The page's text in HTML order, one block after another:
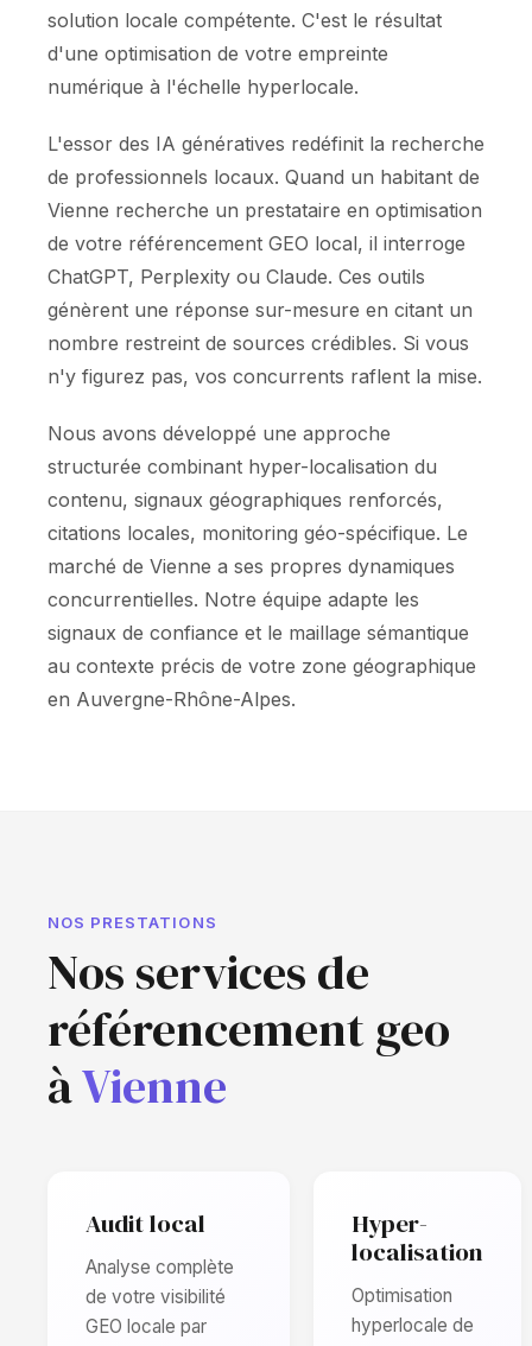
solution locale compétente. C'est le résultat
d'une optimisation de votre empreinte
numérique à l'échelle hyperlocale.
L'essor des IA génératives redéfinit la recherche
de professionnels locaux. Quand un habitant de
Vienne recherche un prestataire en optimisation
de votre référencement GEO local, il interroge
ChatGPT, Perplexity ou Claude. Ces outils
génèrent une réponse sur-mesure en citant un
nombre restreint de sources crédibles. Si vous
n'y figurez pas, vos concurrents raflent la mise.
Nous avons développé une approche
structurée combinant hyper-localisation du
contenu, signaux géographiques renforcés,
citations locales, monitoring géo-spécifique. Le
marché de Vienne a ses propres dynamiques
concurrentielles. Notre équipe adapte les
signaux de confiance et le maillage sémantique
au contexte précis de votre zone géographique
en Auvergne-Rhône-Alpes.
NOS PRESTATIONS
Nos services de
référencement geo
àVienne
Audit local
Analyse complète
de votre visibilité
GEO locale par
Hyper-
localisation
Optimisation
hyperlocale de